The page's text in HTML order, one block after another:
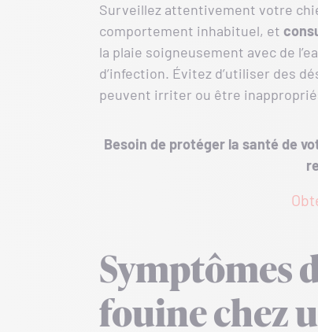
Surveillez attentivement votre
comportement inhabituel, et
la plaie soigneusement avec de
d’infection. Évitez d’utiliser des
peuvent irriter ou être
Besoin de protéger la santé de
Symptômes
fouine chez